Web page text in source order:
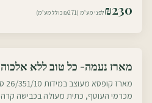
₪230 לפני מע״מ (₪271 כולל מע״מ)
עוטף צפון
מארז נעמה- כל טוב ללא